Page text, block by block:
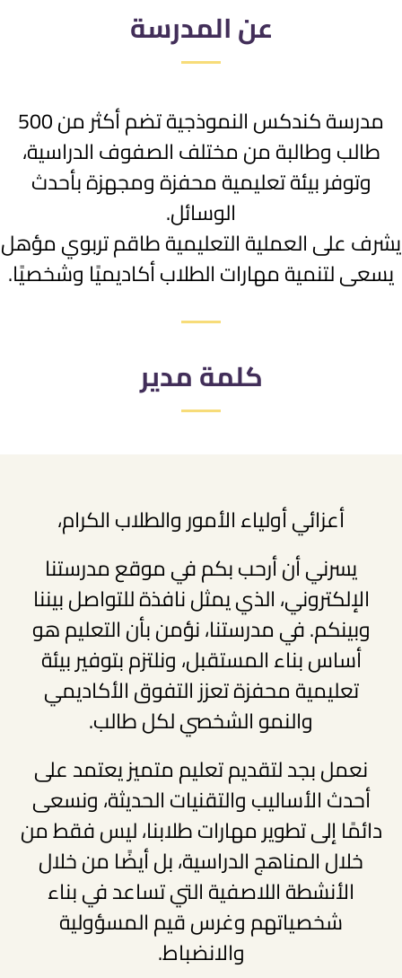
عن المدرسة
مدرسة كندكس النموذجية تضم أكثر من 500
طالب وطالبة من مختلف الصفوف الدراسية،
وتوفر بيئة تعليمية محفزة ومجهزة بأحدث
الوسائل.
على العملية التعليمية طاقم تربوي مؤهل
يسعى لتنمية مهارات الطلاب أكاديميًا وشخصيًا.
كلمة مدير
أعزائي أولياء الأمور والطلاب الكرام،
يسرني أن أرحب بكم في موقع مدرستنا
الإلكتروني، الذي يمثل نافذة للتواصل بيننا
وبينكم. في مدرستنا، نؤمن بأن التعليم هو
أساس بناء المستقبل، ونلتزم بتوفير بيئة
تعليمية محفزة تعزز التفوق الأكاديمي
والنمو الشخصي لكل طالب.
نعمل بجد لتقديم تعليم متميز يعتمد على
أحدث الأساليب والتقنيات الحديثة، ونسعى
دائمًا إلى تطوير مهارات طلابنا، ليس فقط من
خلال المناهج الدراسية، بل أيضًا من خلال
الأنشطة اللاصفية التي تساعد في بناء
شخصياتهم وغرس قيم المسؤولية
والانضباط.